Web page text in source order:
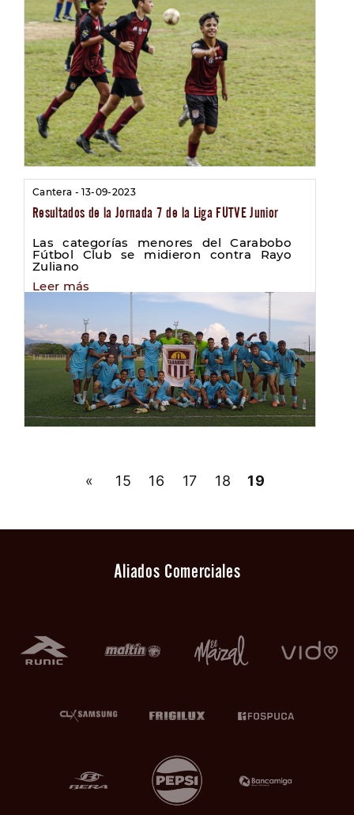
Cantera - 13-09-2023
Resultados de la Jornada 7 de la Liga FUTVE Junior
Las categorías menores del Carabobo
Fútbol Club se midieron contra Rayo
Zuliano
Leer más
« 15 16 17 18 19
Aliados Comerciales